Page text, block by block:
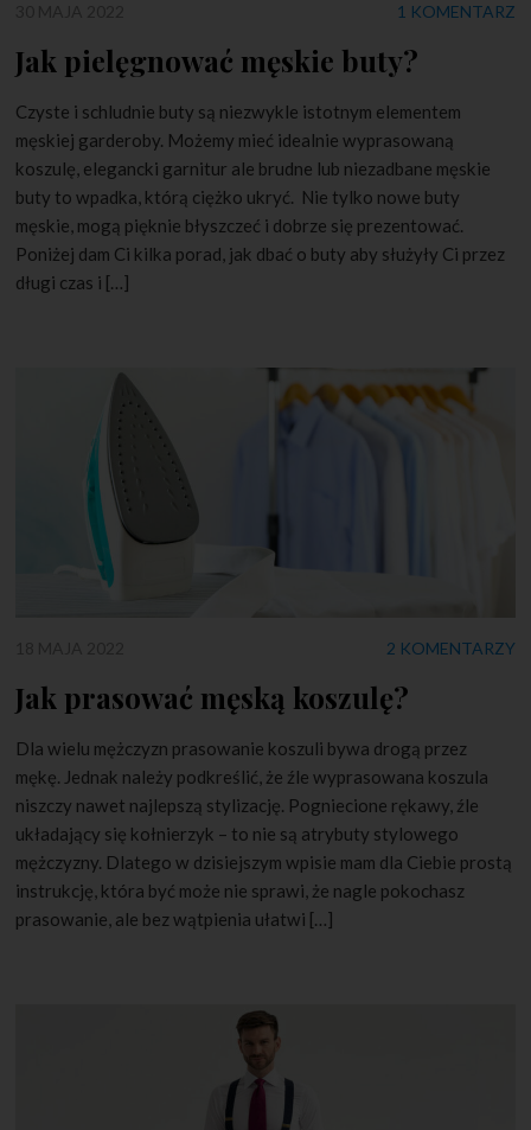
1 KOMENTARZ
Jak pielęgnować męskie buty?
Czyste i schludnie buty są niezwykle istotnym elementem
męskiej garderoby. Możemy mieć idealnie wyprasowaną
koszulę, elegancki garnitur ale brudne lub niezadbane męskie
buty to wpadka, którą ciężko ukryć. Nie tylko nowe buty
męskie, mogą pięknie błyszczeć i dobrze się prezentować.
Poniżej dam Ci kilka porad, jak dbać o buty aby służyły Ci przez
długi czas i […]
2 KOMENTARZY
Jak prasować męską koszulę?
Dla wielu mężczyzn prasowanie koszuli bywa drogą przez
mękę. Jednak należy podkreślić, że źle wyprasowana koszula
niszczy nawet najlepszą stylizację. Pogniecione rękawy, źle
układający się kołnierzyk – to nie są atrybuty stylowego
mężczyzny. Dlatego w dzisiejszym wpisie mam dla Ciebie prostą
instrukcję, która być może nie sprawi, że nagle pokochasz
prasowanie, ale bez wątpienia ułatwi […]